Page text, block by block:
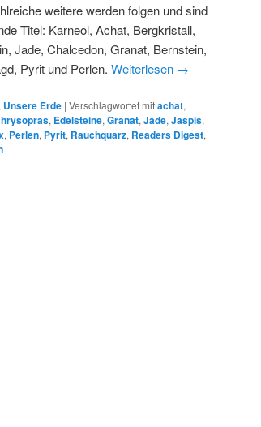
weitere werden folgen und sind
Titel: Karneol, Achat, Bergkristall,
Jade, Chalcedon, Granat, Bernstein,
Pyrit und Perlen. Weiterlesen →
Unsere Erde | Verschlagwortet mitachat,
, Edelsteine, Granat, Jade, Jaspis,
, Perlen, Pyrit, Rauchquarz, Readers Digest,